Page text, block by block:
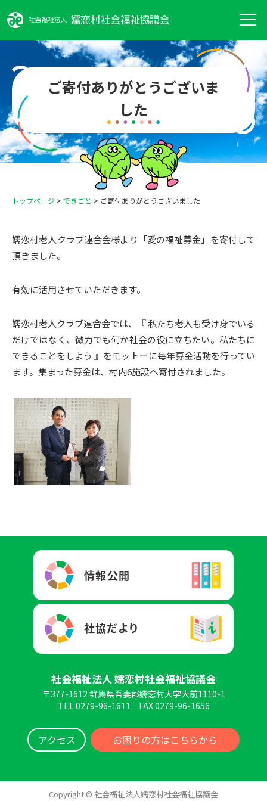
ご寄付ありがとうございま
した
トップページ > できごと > ご寄付ありがとうございました
嬬恋村老人クラブ連合会様より「愛の福祉募金」を寄付して
頂きました。
有効に活用させていただきます。
嬬恋村老人クラブ連合会では、『 私たち老人も受け身でいる
だけではなく、微力でも何か社会の役に立ちたい。私たちに
できることをしよう 』をモットーに毎年募金活動を行ってい
ます。集まった募金は、村内6施設へ寄付されました。
社会福祉法人 嬬恋村社会福祉協議会
〒377-1612 群馬県吾妻郡嬬恋村大字大前1110-1
TEL 0279-96-1611
FAX 0279-96-1656
アクセス お困りの方はこちらから
Copyright © 社会福祉法人嬬恋村社会福祉協議会